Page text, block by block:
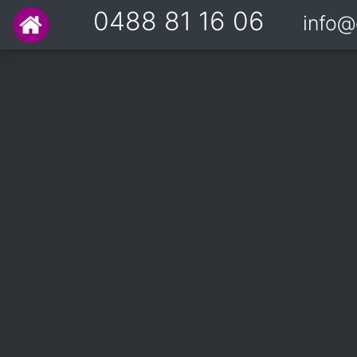
0488 81 16 06